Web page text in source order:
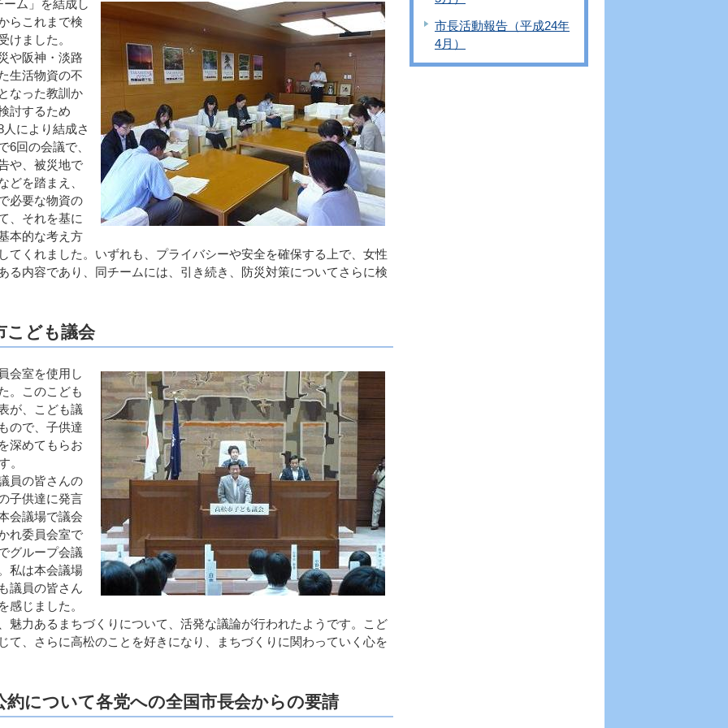
ム」を結成し
らこれまで検
けました。
や阪神・淡路
生活物資の不
なった教訓か
討するため
により結成さ
6回の会議で、
や、被災地で
どを踏まえ、
必要な物資の
、それを基に
本的な考え方
てくれました。いずれも、プライバシーや安全を確保する上で、女性
る内容であり、同チームには、引き続き、防災対策についてさらに検
ども議会
会室を使用し
。このこども
が、こども議
ので、子供達
深めてもらお
。
員の皆さんの
子供達に発言
会議場で議会
れ委員会室で
グループ会議
私は本会議場
議員の皆さん
感じました。
魅力あるまちづくりについて、活発な議論が行われたようです。こど
て、さらに高松のことを好きになり、まちづくりに関わっていく心を
について各党への全国市長会からの要請
市長活動報告（平成24年
4月）